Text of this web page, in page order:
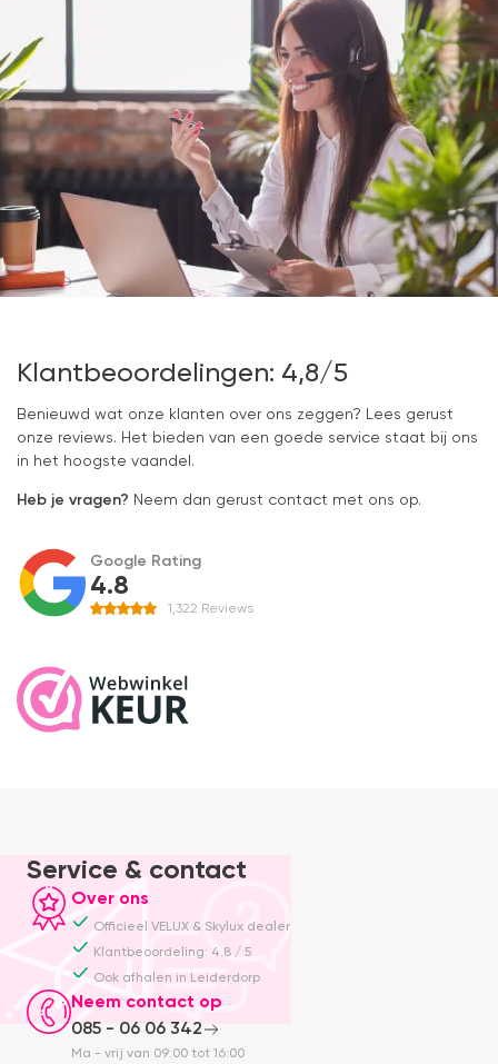
Klantbeoordelingen: 4,8/5
Benieuwd wat onze klanten over ons zeggen? Lees gerust
onze reviews. Het bieden van een goede service staat bij ons
in het hoogste vaandel.
Heb je vragen? Neem dan gerust contact met ons op.
Google Rating
4.8
1,322 Reviews
Service & contact
Over ons
Officieel VELUX & Skylux dealer
Klantbeoordeling: 4.8 / 5
Ook afhalen in Leiderdorp
Neem contact op
085 - 06 06 342
Ma - vrij van 09:00 tot 16:00